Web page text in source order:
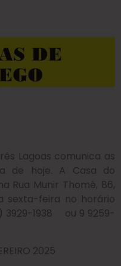
Lagoas comunica as
de hoje. A Casa do
Rua Munir Thomé, 86,
sexta-feira no horário
3929-1938 ou 9 9259-
2025